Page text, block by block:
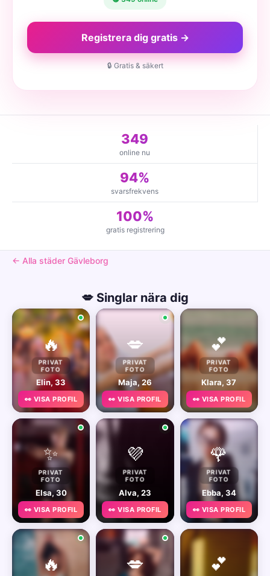
Registrera dig gratis →
🔒 Gratis & säkert
349
online nu
94%
svarsfrekvens
100%
gratis registrering
← Alla städer Gävleborg
💋 Singlar nära dig
🔥
PRIVAT
FOTO
Elin, 33
👀 VISA PROFIL
💋
PRIVAT
FOTO
Maja, 26
👀 VISA PROFIL
💕
PRIVAT
FOTO
Klara, 37
👀 VISA PROFIL
✨
PRIVAT
FOTO
Elsa, 30
👀 VISA PROFIL
💜
PRIVAT
FOTO
Alva, 23
👀 VISA PROFIL
🌹
PRIVAT
FOTO
Ebba, 34
👀 VISA PROFIL
🔥 💋 💕